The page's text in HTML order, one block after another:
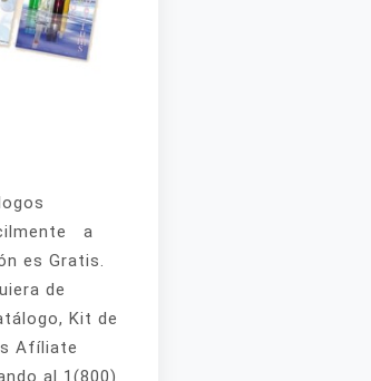
a
es Gratis.
de
Kit de
Afíliate
al 1(800)